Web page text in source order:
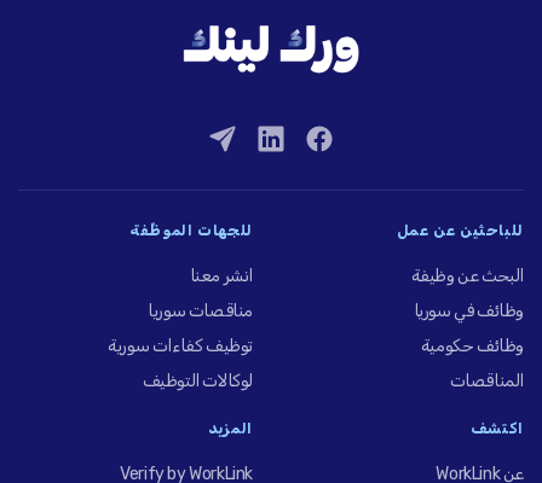
للباحثين عن عمل
البحث عن وظيفة
وظائف في سوريا
وظائف حكومية
المناقصات
للجهات الموظِّفة
انشر معنا
مناقصات سوريا
توظيف كفاءات سورية
لوكالات التوظيف
اكتشف
عن WorkLink
المزيد
Verify by WorkLink